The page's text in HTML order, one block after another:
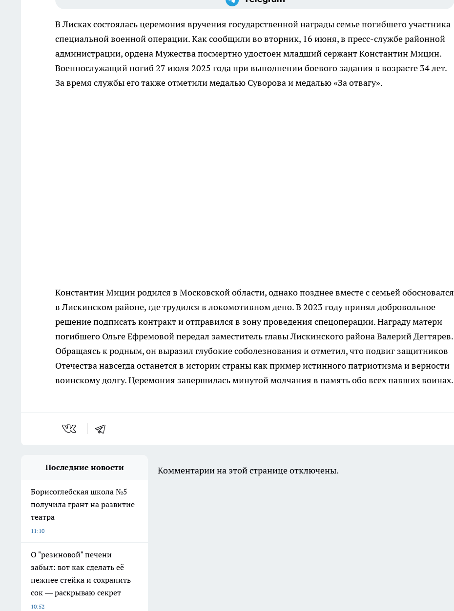
В Лисках состоялась церемония вручения государственной награды семье погибшего участника
специальной военной операции. Как сообщили во вторник, 16 июня, в пресс-службе районной
администрации, ордена Мужества посмертно удостоен младший сержант Константин Мицин.
Военнослужащий погиб 27 июля 2025 года при выполнении боевого задания в возрасте 34 лет.
За время службы его также отметили медалью Суворова и медалью «За отвагу».
Константин Мицин родился в Московской области, однако позднее вместе с семьей обосновался
в Лискинском районе, где трудился в локомотивном депо. В 2023 году принял добровольное
решение подписать контракт и отправился в зону проведения спецоперации. Награду матери
погибшего Ольге Ефремовой передал заместитель главы Лискинского района Валерий Дегтярев.
Обращаясь к родным, он выразил глубокие соболезнования и отметил, что подвиг защитников
Отечества навсегда останется в истории страны как пример истинного патриотизма и верности
воинскому долгу. Церемония завершилась минутой молчания в память обо всех павших воинах.
Последние новости
Борисоглебская школа №5
получила грант на развитие
театра
11:10
О "резиновой" печени
забыл: вот как сделать её
нежнее стейка и сохранить
сок — раскрываю секрет
10:52
Комментарии на этой странице отключены.